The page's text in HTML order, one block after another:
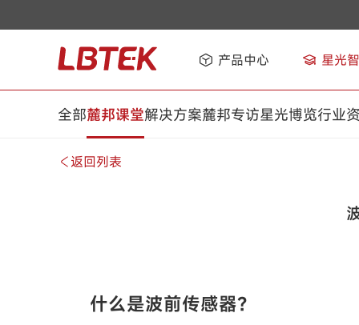
产品中心 星光
全部麓邦课堂解决方案麓邦专访星光博览行业
返回列表
什么是波前传感器？